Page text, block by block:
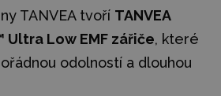
TANVEA tvoří TANVEA
Ultra Low EMF zářiče, které
odolností a dlouhou